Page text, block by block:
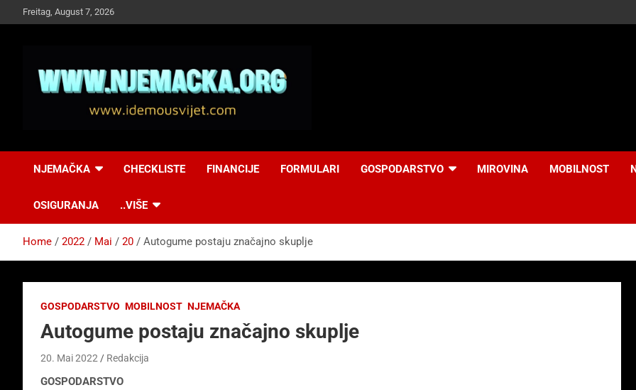
to
Freitag, August 7, 2026
Idemo u Svijet-
NJEMAČKA CHECKLISTE FINANCIJE FORMULARI GOSPODARSTVO MIROVINA MOBILNOST
OSIGURANJA ..VIŠE
Home 2022 Mai 20 Autogume postaju značajno skuplje
GOSPODARSTVO MOBILNOST NJEMAČKA
Autogume postaju značajno skuplje
20. Mai 2022 Redakcija
GOSPODARSTVO